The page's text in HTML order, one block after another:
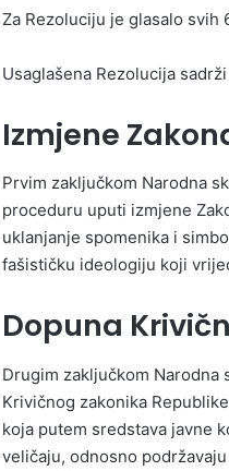
Za Rezoluciju je glasalo svih
Usaglašena Rezolucija
Izmjene
Prvim zaključkom Narodna
proceduru uputi izmjene
uklanjanje spomenika i
fašističku ideologiju koji
Dopuna
Drugim zaključkom
Krivičnog zakonika
koja putem sredstava javne
veličaju, odnosno